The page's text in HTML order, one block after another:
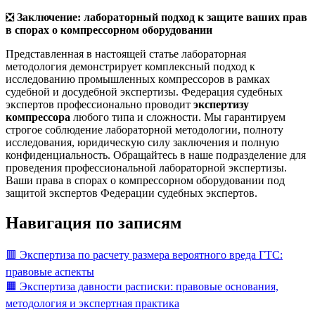
❎ Заключение: лабораторный подход к защите ваших прав
в спорах о компрессорном оборудовании
Представленная в настоящей статье лабораторная
методология демонстрирует комплексный подход к
исследованию промышленных компрессоров в рамках
судебной и досудебной экспертизы. Федерация судебных
экспертов профессионально проводит экспертизу
компрессора любого типа и сложности. Мы гарантируем
строгое соблюдение лабораторной методологии, полноту
исследования, юридическую силу заключения и полную
конфиденциальность. Обращайтесь в наше подразделение для
проведения профессиональной лабораторной экспертизы.
Ваши права в спорах о компрессорном оборудовании под
защитой экспертов Федерации судебных экспертов.
Навигация по записям
🟥 Экспертиза по расчету размера вероятного вреда ГТС:
правовые аспекты
🟧 Экспертиза давности расписки: правовые основания,
методология и экспертная практика